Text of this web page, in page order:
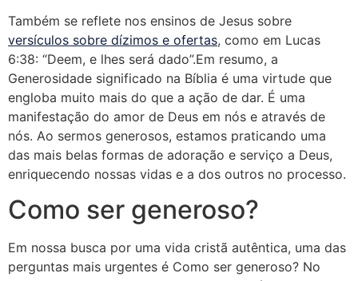
Também se reflete nos ensinos de Jesus sobre
versículos sobre dízimos e ofertas, como em Lucas
6:38: “Deem, e lhes será dado”.Em resumo, a
Generosidade significado na Bíblia é uma virtude que
engloba muito mais do que a ação de dar. É uma
manifestação do amor de Deus em nós e através de
nós. Ao sermos generosos, estamos praticando uma
das mais belas formas de adoração e serviço a Deus,
enriquecendo nossas vidas e a dos outros no processo.
Como ser generoso?
Em nossa busca por uma vida cristã autêntica, uma das
perguntas mais urgentes é Como ser generoso? No